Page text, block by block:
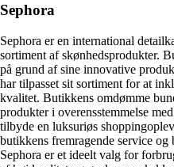
Sephora
Sephora er en international
sortiment af skønhedsprodukter.
på grund af sine innovative
har tilpasset sit sortiment for at
kvalitet. Butikkens omdømme
produkter i overensstemmelse
tilbyde en luksuriøs
butikkens fremragende service
Sephora er et ideelt valg for